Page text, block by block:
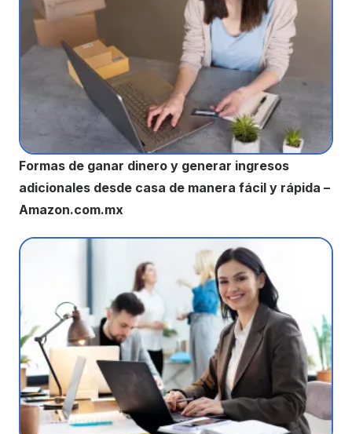
Formas de ganar dinero y generar ingresos
adicionales desde casa de manera fácil y rápida –
Amazon.com.mx